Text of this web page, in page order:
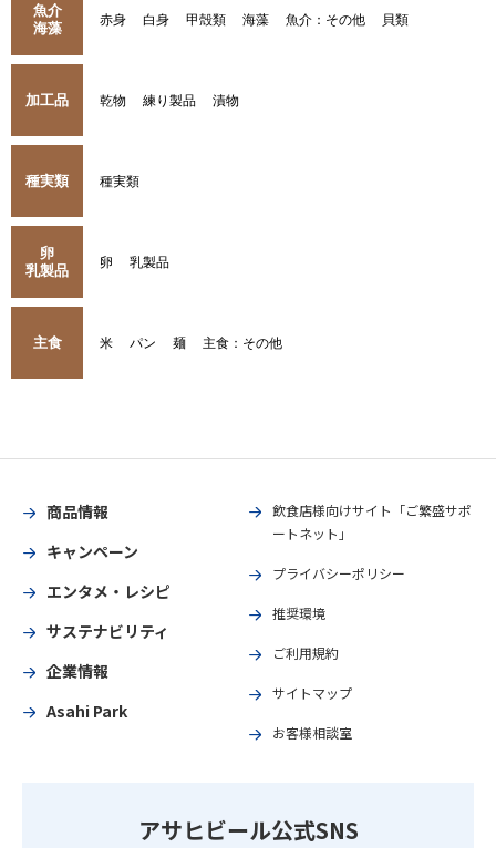
魚介
海藻
赤身 白身 甲殻類 海藻 魚介：その他 貝類
加工品 乾物 練り製品 漬物
種実類 種実類
卵
乳製品
卵 乳製品
主食 米 パン 麺 主食：その他
商品情報
キャンペーン
エンタメ・レシピ
サステナビリティ
企業情報
Asahi Park
飲食店様向けサイト「ご繁盛サポ
ートネット」
プライバシーポリシー
推奨環境
ご利用規約
サイトマップ
お客様相談室
アサヒビール公式SNS